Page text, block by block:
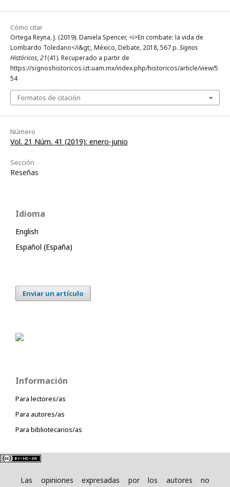
Cómo citar
Ortega Reyna, J. (2019). Daniela Spencer, <i>En combate: la vida de
Lombardo Toledano</i&gt;, México, Debate, 2018, 567 p. Signos
Históricos,21(41). Recuperado a partir de
https://signoshistoricos.izt.uam.mx/index.php/historicos/article/view/5
54
Formatos de citación
Número
Vol. 21 Núm. 41 (2019): enero-junio
Sección
Reseñas
Idioma
English
Español (España)
Enviar un artículo
Información
Para lectores/as
Para autores/as
Para bibliotecarios/as
Las opiniones expresadas por los autores no